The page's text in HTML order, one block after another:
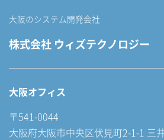
大阪のシステム開発会社
株式会社 ウィズテクノロジー
大阪オフィス
〒541-0044
大阪府大阪市中央区伏見町2-1-1 三